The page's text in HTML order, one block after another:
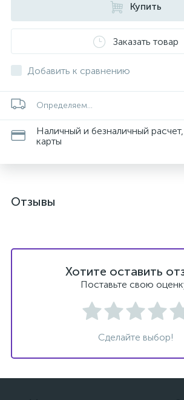
Купить
Заказать товар
Добавить к сравнению
Определяем...
Наличный и безналичный
карты
Отзывы
Хотите оставить
Поставьте свою
Сделайте выбор!